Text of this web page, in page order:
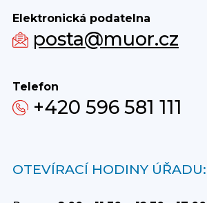
Elektronická podatelna
posta@muor.cz
Telefon
+420 596 581 111
OTEVÍRACÍ HODINY ÚŘADU: